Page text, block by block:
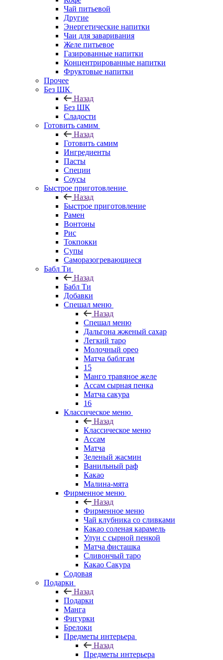
Чай питьевой
Другие
Энергетические напитки
Чаи для заваривания
Желе питьевое
Газированные напитки
Концентрированные напитки
Фруктовые напитки
Прочее
Без ШК
Назад
Без ШК
Сладости
Готовить самим
Назад
Готовить самим
Ингредиенты
Пасты
Специи
Соусы
Быстрое приготовление
Назад
Быстрое приготовление
Рамен
Вонтоны
Рис
Токпокки
Супы
Саморазогревающиеся
Бабл Ти
Назад
Бабл Ти
Добавки
Спешал меню
Назад
Спешал меню
Дальгона жженый сахар
Легкий таро
Молочный орео
Матча баблгам
15
Манго травяное желе
Ассам сырная пенка
Матча сакура
16
Классическое меню
Назад
Классическое меню
Ассам
Матча
Зеленый жасмин
Ванильный раф
Какао
Малина-мята
Фирменное меню
Назад
Фирменное меню
Чай клубника со сливками
Какао соленая карамель
Улун с сырной пенкой
Матча фисташка
Сливончый таро
Какао Сакура
Содовая
Подарки
Назад
Подарки
Манга
Фигурки
Брелоки
Предметы интерьера
Назад
Предметы интерьера